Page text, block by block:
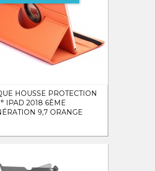
HOUSSE PROTECTION
IPAD 2018 6ÈME
9,7 ORANGE